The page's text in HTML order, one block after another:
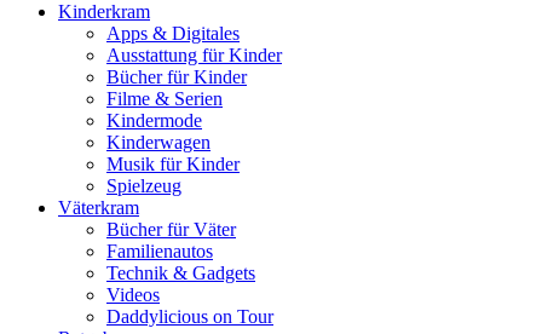
Kinderkram
Apps & Digitales
Ausstattung für Kinder
Bücher für Kinder
Filme & Serien
Kindermode
Kinderwagen
Musik für Kinder
Spielzeug
Väterkram
Bücher für Väter
Familienautos
Technik & Gadgets
Videos
Daddylicious on Tour